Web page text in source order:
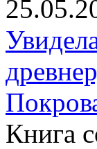
Книга